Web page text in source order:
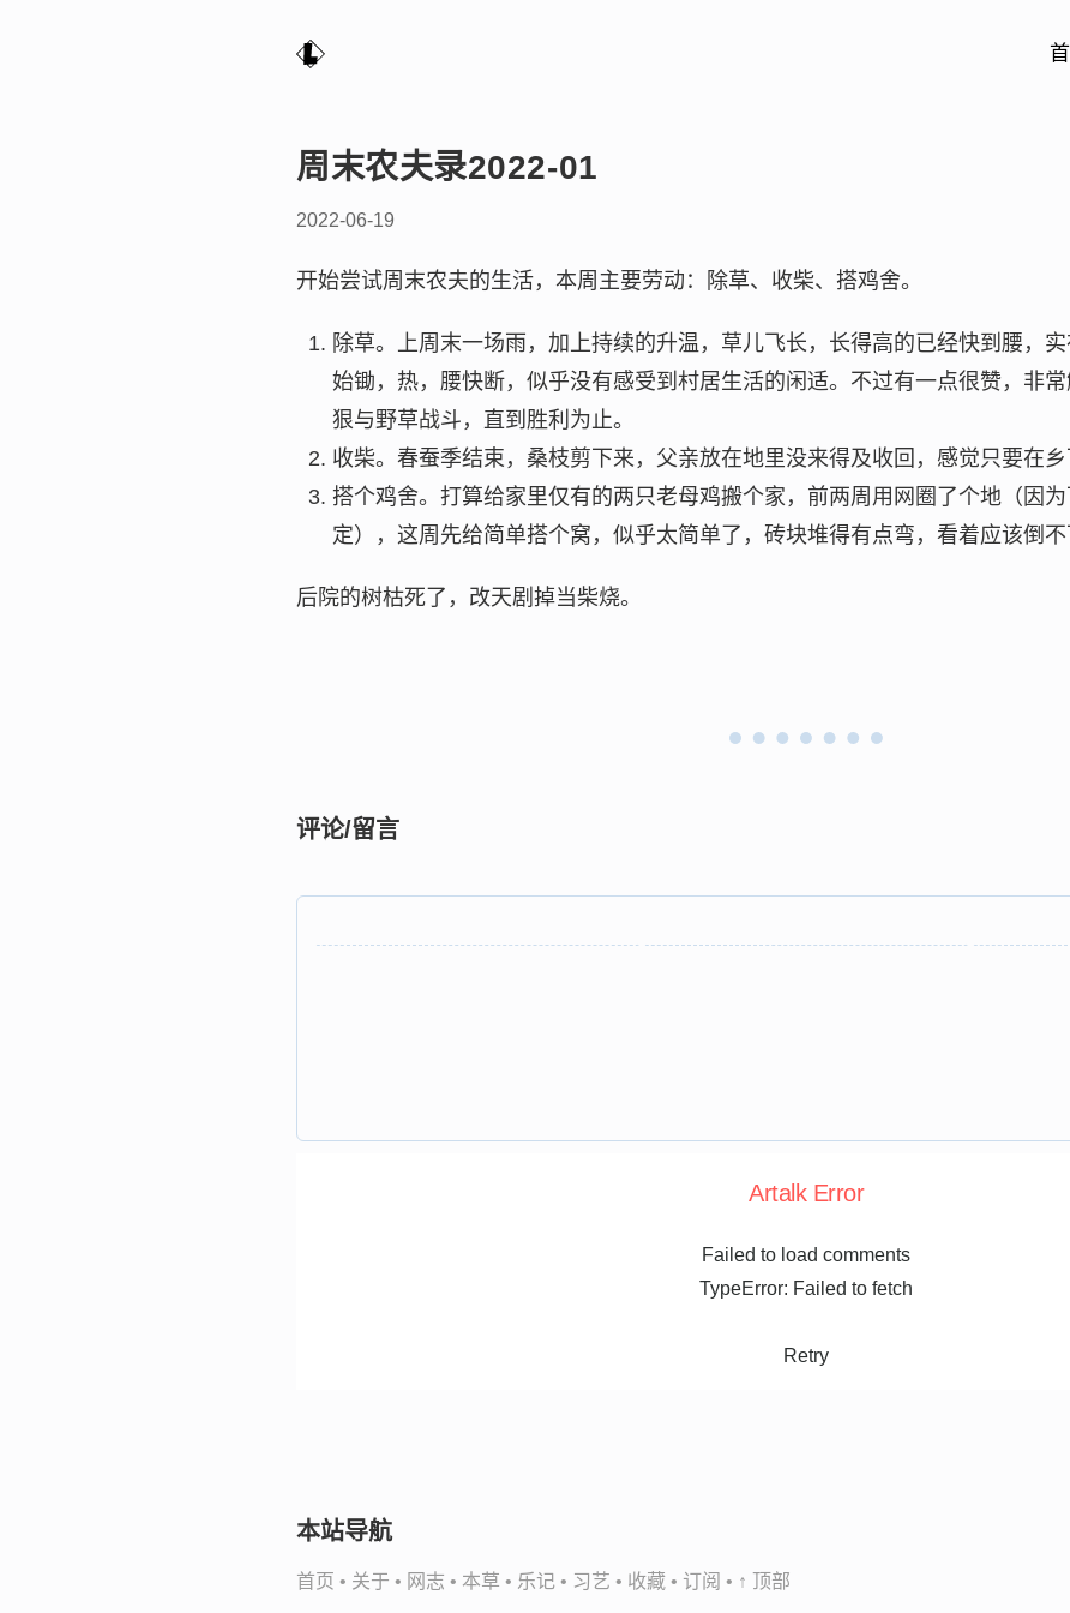
周末农夫录2022-01
2022-06-19
开始尝试周末农夫的生活，本周主要劳动：除草、收柴、搭鸡舍。
除草。上周末一场雨，加上持续的升温，草儿飞长，长得高的已经快到腰，
始锄，热，腰快断，似乎没有感受到村居生活的闲适。不过有一点很赞，非
狠与野草战斗，直到胜利为止。
收柴。春蚕季结束，桑枝剪下来，父亲放在地里没来得及收回，感觉只要在乡
搭个鸡舍。打算给家里仅有的两只老母鸡搬个家，前两周用网圈了个地（因
定），这周先给简单搭个窝，似乎太简单了，砖块堆得有点弯，看着应该倒不
后院的树枯死了，改天剧掉当柴烧。
评论/留言
Artalk Error
Failed to load comments
TypeError: Failed to fetch
Retry
本站导航
首页 • 关于 • 网志 • 本草 • 乐记 • 习艺 • 收藏 • 订阅 • ↑ 顶部